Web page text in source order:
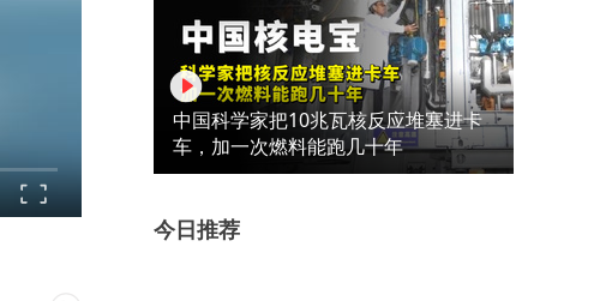
中国科学家把10兆瓦核反应堆塞进卡
车，加一次燃料能跑几十年
今日推荐